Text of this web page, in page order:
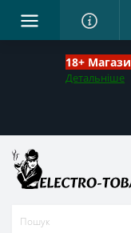
18+
Детальніше